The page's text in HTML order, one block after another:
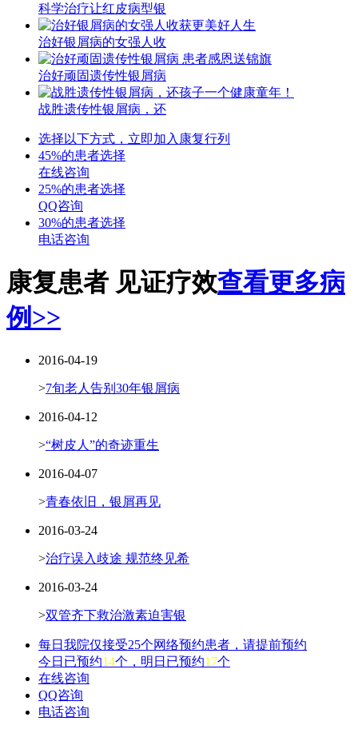
科学治疗让红皮病型银
治好银屑病的女强人收
治好顽固遗传性银屑病
战胜遗传性银屑病，还
选择以下方式，立即加入康复行列
45%的患者选择
在线咨询
25%的患者选择
QQ咨询
30%的患者选择
电话咨询
康复患者 见证疗效查看更多病
例>>
2016-04-19
>7旬老人告别30年银屑病
2016-04-12
>“树皮人”的奇迹重生
2016-04-07
>青春依旧，银屑再见
2016-03-24
>治疗误入歧途 规范终见希
2016-03-24
>双管齐下救治激素迫害银
每日我院仅接受25个网络预约患者，请提前预约
今日已预约14个，明日已预约17个
在线咨询
QQ咨询
电话咨询